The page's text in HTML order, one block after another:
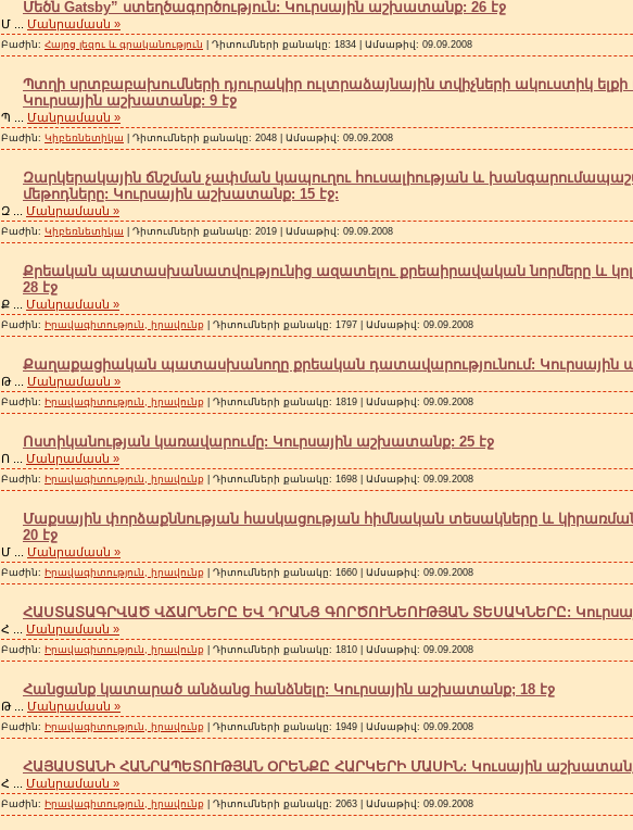
Մեծն Gatsby” ստեղծագործություն: Կուրսային աշխատանք: 26 էջ
Մ Մանրամասն »
Բաժին: Հայոց լեզու և գրականություն | Դիտումների քանակը: 1834 | Ամսաթիվ: 09.09.2008
Պտղի սրտբաբախումների դյուրակիր ուլտրաձայնային տվիչների ակուստիկ
Կուրսային աշխատանք: 9 էջ
Պ Մանրամասն »
Բաժին: Կիբեռնետիկա | Դիտումների քանակը: 2048 | Ամսաթիվ: 09.09.2008
Զարկերակային ճնշման չափման կապուղու հուսալիության և
մեթոդները: Կուրսային աշխատանք: 15 էջ:
Զ Մանրամասն »
Բաժին: Կիբեռնետիկա | Դիտումների քանակը: 2019 | Ամսաթիվ: 09.09.2008
Քրեական պատասխանատվությունից ազատելու քրեաիրավական նորմերը և
28 էջ
Ք Մանրամասն »
Բաժին: Իրավագիտություն, իրավունք | Դիտումների քանակը: 1797 | Ամսաթիվ: 09.09.2008
Քաղաքացիական պատասխանողը քրեական դատավարությունում: Կուրսային
Թ Մանրամասն »
Բաժին: Իրավագիտություն, իրավունք | Դիտումների քանակը: 1819 | Ամսաթիվ: 09.09.2008
Ոստիկանության կառավարումը: Կուրսային աշխատանք: 25 էջ
Ո Մանրամասն »
Բաժին: Իրավագիտություն, իրավունք | Դիտումների քանակը: 1698 | Ամսաթիվ: 09.09.2008
Մաքսային փորձաքննության հասկացության հիմնական տեսակները և
20 էջ
Մ Մանրամասն »
Բաժին: Իրավագիտություն, իրավունք | Դիտումների քանակը: 1660 | Ամսաթիվ: 09.09.2008
ՀԱՍՏԱՏԱԳՐՎԱԾ ՎՃԱՐՆԵՐԸ ԵՎ ԴՐԱՆՑ ԳՈՐԾՈՒՆԵՈՒԹՅԱՆ ՏԵՍԱԿՆԵՐԸ:
Հ Մանրամասն »
Բաժին: Իրավագիտություն, իրավունք | Դիտումների քանակը: 1810 | Ամսաթիվ: 09.09.2008
Հանցանք կատարած անձանց հանձնելը: Կուրսային աշխատանք; 18 էջ
Թ Մանրամասն »
Բաժին: Իրավագիտություն, իրավունք | Դիտումների քանակը: 1949 | Ամսաթիվ: 09.09.2008
ՀԱՅԱՍՏԱՆԻ ՀԱՆՐԱՊԵՏՈՒԹՅԱՆ ՕՐԵՆՔԸ ՀԱՐԿԵՐԻ ՄԱՍԻՆ: Կուսային
Հ Մանրամասն »
Բաժին: Իրավագիտություն, իրավունք | Դիտումների քանակը: 2063 | Ամսաթիվ: 09.09.2008